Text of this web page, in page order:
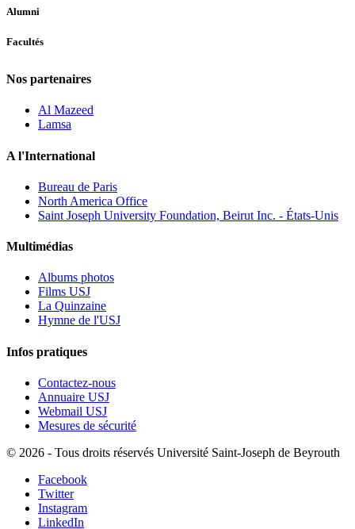
Alumni
Facultés
Nos partenaires
Al Mazeed
Lamsa
A l'International
Bureau de Paris
North America Office
Saint Joseph University Foundation, Beirut Inc. - États-Unis
Multimédias
Albums photos
Films USJ
La Quinzaine
Hymne de l'USJ
Infos pratiques
Contactez-nous
Annuaire USJ
Webmail USJ
Mesures de sécurité
© 2026 - Tous droits réservés Université Saint-Joseph de Beyrouth
Facebook
Twitter
Instagram
LinkedIn